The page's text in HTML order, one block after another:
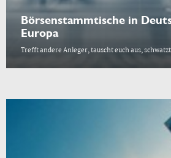
Börsenstammtische in
Europa
Trefft andere Anleger, tauscht euch aus,